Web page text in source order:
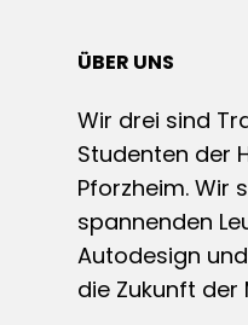
ÜBER UNS
Wir drei sind
Studenten der
Pforzheim. Wir
spannenden
Autodesign
die Zukunft der